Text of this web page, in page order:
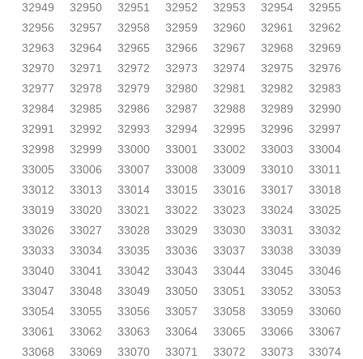
32949
32950 32951 32952 32953 32954
32955
32956
32957 32958 32959 32960 32961
32962
32963
32964 32965 32966 32967 32968
32969
32970
32971 32972 32973 32974 32975
32976
32977
32978 32979 32980 32981 32982
32983
32984
32985 32986 32987 32988 32989
32990
32991
32992 32993 32994 32995 32996
32997
32998
32999 33000 33001 33002 33003
33004
33005
33006 33007 33008 33009 33010
33011
33012
33013 33014 33015 33016 33017
33018
33019
33020 33021 33022 33023 33024
33025
33026
33027 33028 33029 33030 33031
33032
33033
33034 33035 33036 33037 33038
33039
33040
33041 33042 33043 33044 33045
33046
33047
33048 33049 33050 33051 33052
33053
33054
33055 33056 33057 33058 33059
33060
33061
33062 33063 33064 33065 33066
33067
33068
33069 33070 33071 33072 33073
33074